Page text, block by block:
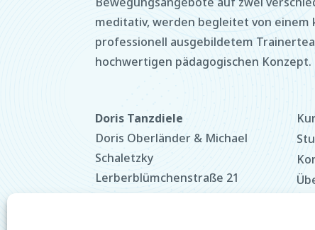
meditativ, werden begleitet von einem
professionell ausgebildetem
hochwertigen pädagogischen Konzept.
Doris Tanzdiele
Doris Oberländer & Michael
Schaletzky
Lerberblümchenstraße 21
80995 München